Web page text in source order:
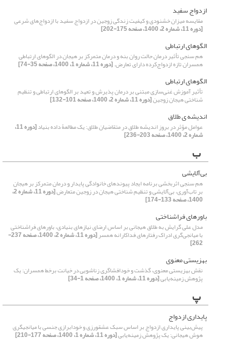
ازدواج سفید
مقایسه میزان خشنودی و کیفیت زندگى زوجین در ازدواج سفید با ازدواج‌های شرعی
[دوره 11، شماره 2، 1400، صفحه 175-202]
الگوهای ارتباطی
هم سنجی تأثیر درمان حالت روان بنه و درمان متمرکز بر هیجان در الگوهای ارتباطی
همسران تازه ازدواج‌کرده دارای تعارض.[دوره 11، شماره 1، 1400، صفحه 35-74]
الگوهای ارتباطی
تأثیر آموزش غنی‌سازی مبتنی بر درمان پذیرش و تعهد بر الگوهای ارتباطی و تنظیم
شناختی هیجان زوجین[دوره 11، شماره 2، 1400، صفحه 101-132]
اندیشه ی طلاق
عوامل مؤثر در بروز اندیشه طلاق در متقاضیان طلاق: یک مطالعۀ داده بنیاد [دوره 11،
شماره 2، 1400، صفحه 203-236]
ب
بی‌آلایشی
هم سنجی اثربخشی برنامه ایجاد پیوندهای خانوادگی پایدار و درمان متمرکز بر هیجان
بر تاب‌آوری، بی‌آلایشی و تنظیم شناختی هیجان در زوجین متعارض [دوره 11، شماره 2،
1400، صفحه 133-174]
باورهای فراشناختی
مدل علی گرایش به طلاق هیجانی بر اساس ارضای نیازهای بنیادی، باورهای فراشناختی
با میانجی‌گری ادراک رفتارهای فداکارانه همسر [دوره 11، شماره 2، 1400، صفحه 237-
262]
بهزیستی معنوی
نقش بهزیستی معنوی، گذشت و خودافشاگری زناشویی در خیانت برخط همسران: یک
پژوهش زمینه‌یابی[دوره 11، شماره 1، 1400، صفحه 1-34]
پ
پایداری ازدواج
پیش‌بینی پایداری ازدواج بر اساس سبک عشق‏ورزی‏ و خودابرازی جنسی با میانجی‏گری
هوش هیجانی: یک پژوهش زمینه‌یابی[دوره 11، شماره 1، 1400، صفحه 177-210]